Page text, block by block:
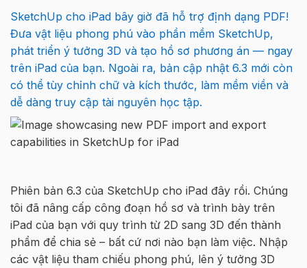
SketchUp cho iPad bây giờ đã hỗ trợ định dạng PDF!
Đưa vật liệu phong phú vào phần mềm SketchUp,
phát triển ý tưởng 3D và tạo hồ sơ phương án — ngay
trên iPad của bạn. Ngoài ra, bản cập nhật 6.3 mới còn
có thể tùy chỉnh chữ và kích thước, làm mềm viền và
dễ dàng truy cập tài nguyên học tập.
Phiên bản 6.3 của SketchUp cho iPad đây rồi. Chúng
tôi đã nâng cấp công đoạn hồ sơ và trình bày trên
iPad của bạn với quy trình từ 2D sang 3D đến thành
phẩm để chia sẻ – bất cứ nơi nào bạn làm việc. Nhập
các vật liệu tham chiếu phong phú, lên ý tưởng 3D